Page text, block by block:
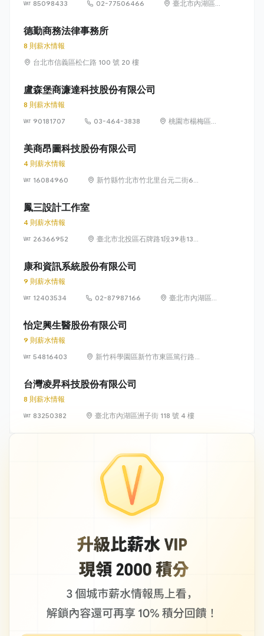
85098433 02-77506466
臺北市內湖區
德勤商務法律事務所
8 則薪水情報
台北市信義區松仁路 100 號 20 樓
盧森堡商濂達科技股份有限公司
8 則薪水情報
90181707
03-464-3838
桃園市楊梅區高
美商昂圖科技股份有限公司
4 則薪水情報
16084960
新竹縣竹北市竹北里台元二街6號
鳳三設計工作室
4 則薪水情報
26366952
臺北市北投區石牌路1段39巷134
康和資訊系統股份有限公司
9 則薪水情報
12403534
02-87987166
臺北市內湖區瑞
怡定興生醫股份有限公司
9 則薪水情報
54816403
新竹科學園區新竹市東區篤行路6
台灣凌昇科技股份有限公司
8 則薪水情報
83250382
臺北市內湖區洲子街 118 號 4 樓